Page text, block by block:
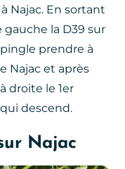
Najac. En sortant
la D39 sur
prendre à
Najac et après
droite le 1er
descend.
Najac